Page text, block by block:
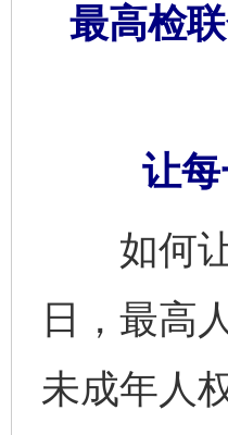
最高检
让
如何让
日，最高
未成年人